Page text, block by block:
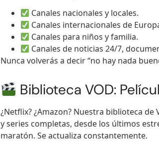
Canales nacionales y locales.
Canales internacionales de
Canales para niños y familia.
Canales de noticias 24/7,
Nunca volverás a decir “no hay nada
Biblioteca VOD:
¿Netflix? ¿Amazon? Nuestra biblioteca de
y series completas, desde los últimos
maratón. Se actualiza constantemente.